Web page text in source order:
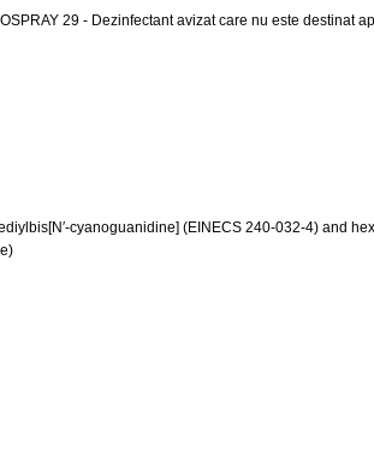
29 - Dezinfectant avizat care nu este destinat
cyanoguanidine] (EINECS 240-032-4) and